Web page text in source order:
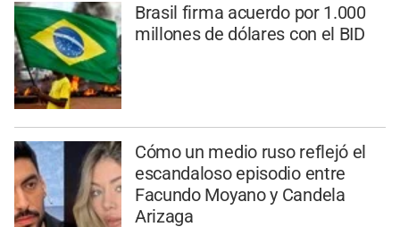
Brasil firma acuerdo por 1.000
millones de dólares con el BID
Cómo un medio ruso reflejó el
escandaloso episodio entre
Facundo Moyano y Candela
Arizaga